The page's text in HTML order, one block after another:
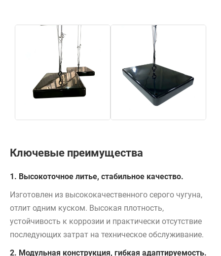
Ключевые преимущества
1. Высокоточное литье, стабильное качество.
Изготовлен из высококачественного серого чугуна,
отлит одним куском. Высокая плотность,
устойчивость к коррозии и практически отсутствие
последующих затрат на техническое обслуживание.
2. Модульная конструкция, гибкая адаптируемость.